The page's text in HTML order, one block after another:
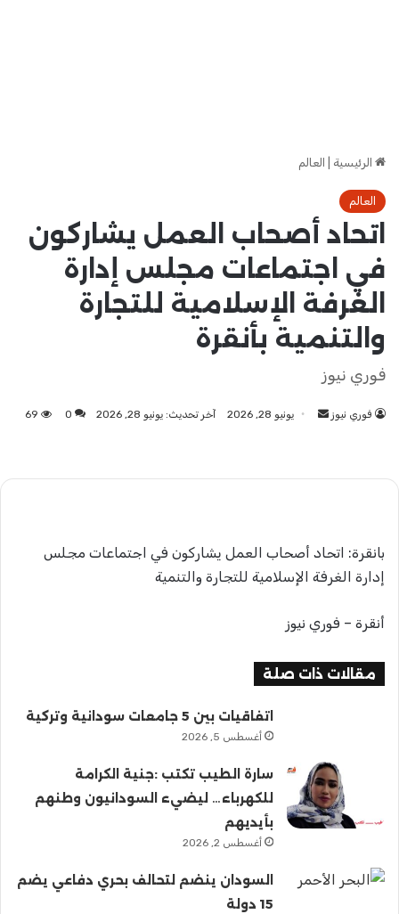
الرئيسية العالم
العالم
اتحاد أصحاب العمل يشاركون
في اجتماعات مجلس إدارة
الغرفة الإسلامية للتجارة
والتنمية بأنقرة
فوري نيوز
فوري نيوز
أرسل يونيو 28, 2026 آخر تحديث: يونيو 28, 2026 0
69
بانقرة: اتحاد أصحاب العمل يشاركون في اجتماعات مجلس
إدارة الغرفة الإسلامية للتجارة والتنمية
أنقرة – فوري نيوز
مقالات ذات صلة
اتفاقيات بين 5 جامعات سودانية وتركية
أغسطس 5, 2026
سارة الطيب تكتب :جنية الكرامة
للكهرباء… ليضيء السودانيون وطنهم
بأيديهم
أغسطس 2, 2026
السودان ينضم لتحالف بحري دفاعي يضم
15 دولة